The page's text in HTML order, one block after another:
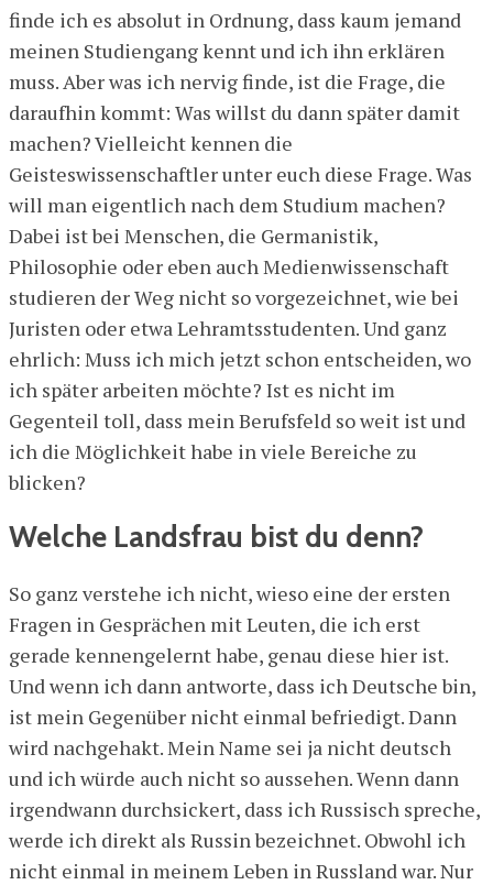
finde ich es absolut in Ordnung, dass kaum jemand
meinen Studiengang kennt und ich ihn erklären
muss. Aber was ich nervig finde, ist die Frage, die
daraufhin kommt: Was willst du dann später damit
machen? Vielleicht kennen die
Geisteswissenschaftler unter euch diese Frage. Was
will man eigentlich nach dem Studium machen?
Dabei ist bei Menschen, die Germanistik,
Philosophie oder eben auch Medienwissenschaft
studieren der Weg nicht so vorgezeichnet, wie bei
Juristen oder etwa Lehramtsstudenten. Und ganz
ehrlich: Muss ich mich jetzt schon entscheiden, wo
ich später arbeiten möchte? Ist es nicht im
Gegenteil toll, dass mein Berufsfeld so weit ist und
ich die Möglichkeit habe in viele Bereiche zu
blicken?
Welche Landsfrau bist du denn?
So ganz verstehe ich nicht, wieso eine der ersten
Fragen in Gesprächen mit Leuten, die ich erst
gerade kennengelernt habe, genau diese hier ist.
Und wenn ich dann antworte, dass ich Deutsche bin,
ist mein Gegenüber nicht einmal befriedigt. Dann
wird nachgehakt. Mein Name sei ja nicht deutsch
und ich würde auch nicht so aussehen. Wenn dann
irgendwann durchsickert, dass ich Russisch spreche,
werde ich direkt als Russin bezeichnet. Obwohl ich
nicht einmal in meinem Leben in Russland war. Nur